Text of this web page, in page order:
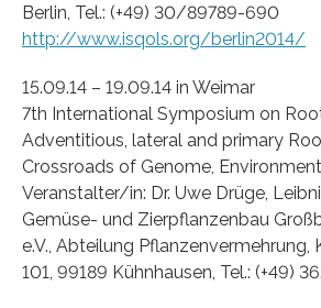
Berlin, Tel.: (+49) 30/89789-690
http://www.isqols.org/berlin2014/
15.09.14 – 19.09.14 in Weimar
7th International Symposium on
Adventitious, lateral and primary
Crossroads of Genome,
Veranstalter/in: Dr. Uwe Drüge,
Gemüse- und Zierpflanzenbau
e.V., Abteilung Pflanzenvermehrung,
101, 99189 Kühnhausen, Tel.: (+49)